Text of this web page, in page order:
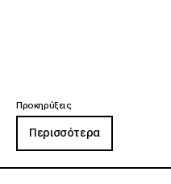
Προκηρύξεις
Περισσότερα